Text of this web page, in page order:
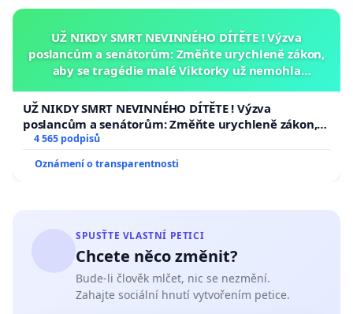
UŽ NIKDY SMRT NEVINNÉHO DÍTĚTE ! Výzva
poslancům a senátorům: Změňte urychleně zákon,
aby se tragédie malé Viktorky už nemohla
UŽ NIKDY SMRT NEVINNÉHO DÍTĚTE ! Výzva
poslancům a senátorům: Změňte urychleně zákon,
aby se tragédie malé Viktorky už nemohla opakovat!
4 565 podpisů
Oznámení o transparentnosti
SPUSŤTE VLASTNÍ PETICI
Chcete něco změnit?
Bude-li člověk mlčet, nic se nezmění.
Zahajte sociální hnutí vytvořením petice.